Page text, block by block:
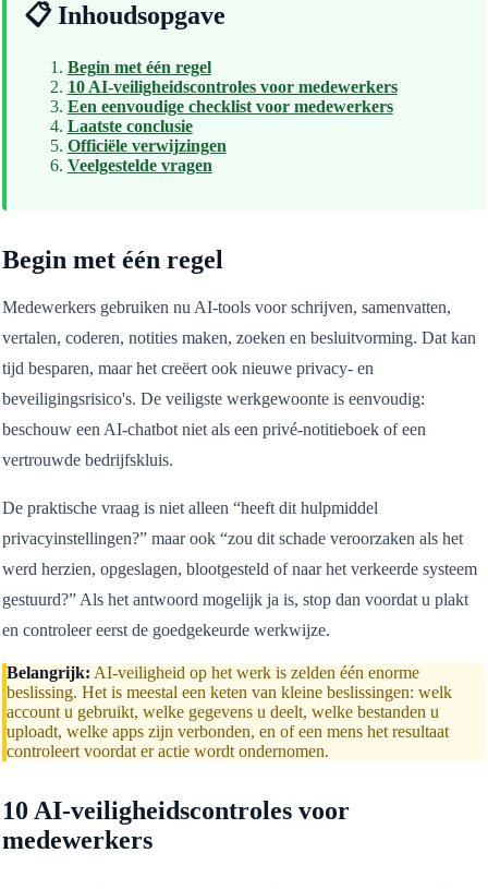
📋 Inhoudsopgave
Begin met één regel
10 AI-veiligheidscontroles voor medewerkers
Een eenvoudige checklist voor medewerkers
Laatste conclusie
Officiële verwijzingen
Veelgestelde vragen
Begin met één regel
Medewerkers gebruiken nu AI-tools voor schrijven, samenvatten,
vertalen, coderen, notities maken, zoeken en besluitvorming. Dat kan
tijd besparen, maar het creëert ook nieuwe privacy- en
beveiligingsrisico's. De veiligste werkgewoonte is eenvoudig:
beschouw een AI-chatbot niet als een privé-notitieboek of een
vertrouwde bedrijfskluis.
De praktische vraag is niet alleen “heeft dit hulpmiddel
privacyinstellingen?” maar ook “zou dit schade veroorzaken als het
werd herzien, opgeslagen, blootgesteld of naar het verkeerde systeem
gestuurd?” Als het antwoord mogelijk ja is, stop dan voordat u plakt
en controleer eerst de goedgekeurde werkwijze.
Belangrijk: AI-veiligheid op het werk is zelden één enorme
beslissing. Het is meestal een keten van kleine beslissingen: welk
account u gebruikt, welke gegevens u deelt, welke bestanden u
uploadt, welke apps zijn verbonden, en of een mens het resultaat
controleert voordat er actie wordt ondernomen.
10 AI-veiligheidscontroles voor
medewerkers